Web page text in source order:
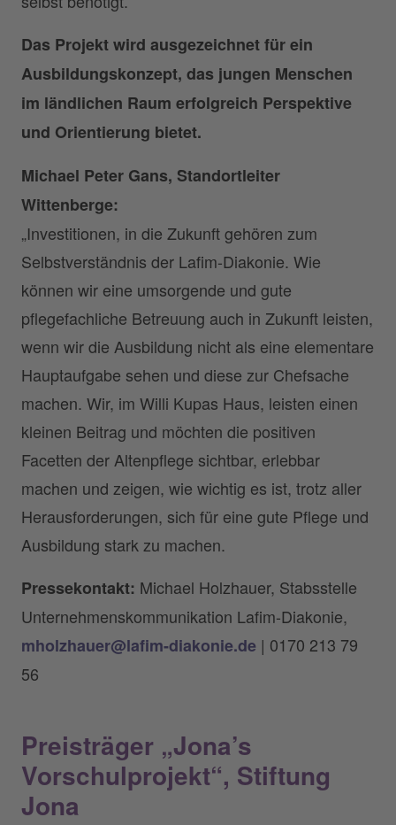
Das Projekt wird ausgezeichnet für ein
Ausbildungskonzept, das jungen Menschen
im ländlichen Raum erfolgreich Perspektive
und Orientierung bietet.
Michael Peter Gans, Standortleiter
Wittenberge:
„Investitionen, in die Zukunft gehören zum
Selbstverständnis der Lafim-Diakonie. Wie
können wir eine umsorgende und gute
pflegefachliche Betreuung auch in Zukunft leisten,
wenn wir die Ausbildung nicht als eine elementare
Hauptaufgabe sehen und diese zur Chefsache
machen. Wir, im Willi Kupas Haus, leisten einen
kleinen Beitrag und möchten die positiven
Facetten der Altenpflege sichtbar, erlebbar
machen und zeigen, wie wichtig es ist, trotz aller
Herausforderungen, sich für eine gute Pflege und
Ausbildung stark zu machen.
Pressekontakt: Michael Holzhauer, Stabsstelle
Unternehmenskommunikation Lafim-Diakonie,
mholzhauer@lafim-diakonie.de | 0170 213 79
56
Preisträger „Jona’s
Vorschulprojekt“, Stiftung
Jona